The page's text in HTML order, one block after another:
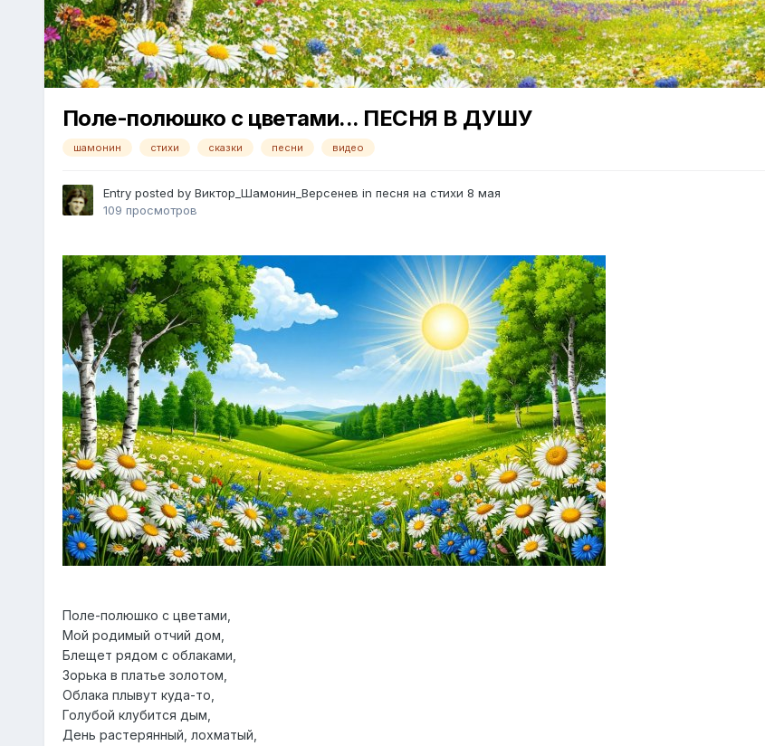
Поле-полюшко с цветами... ПЕСНЯ В ДУШУ
шамонин стихи сказки песни видео
Entry posted by Виктор_Шамонин_Версенев in песня на стихи 8 мая
109 просмотров
Поле-полюшко с цветами,
Мой родимый отчий дом,
Блещет рядом с облаками,
Зорька в платье золотом,
Облака плывут куда-то,
Голубой клубится дым,
День растерянный, лохматый,